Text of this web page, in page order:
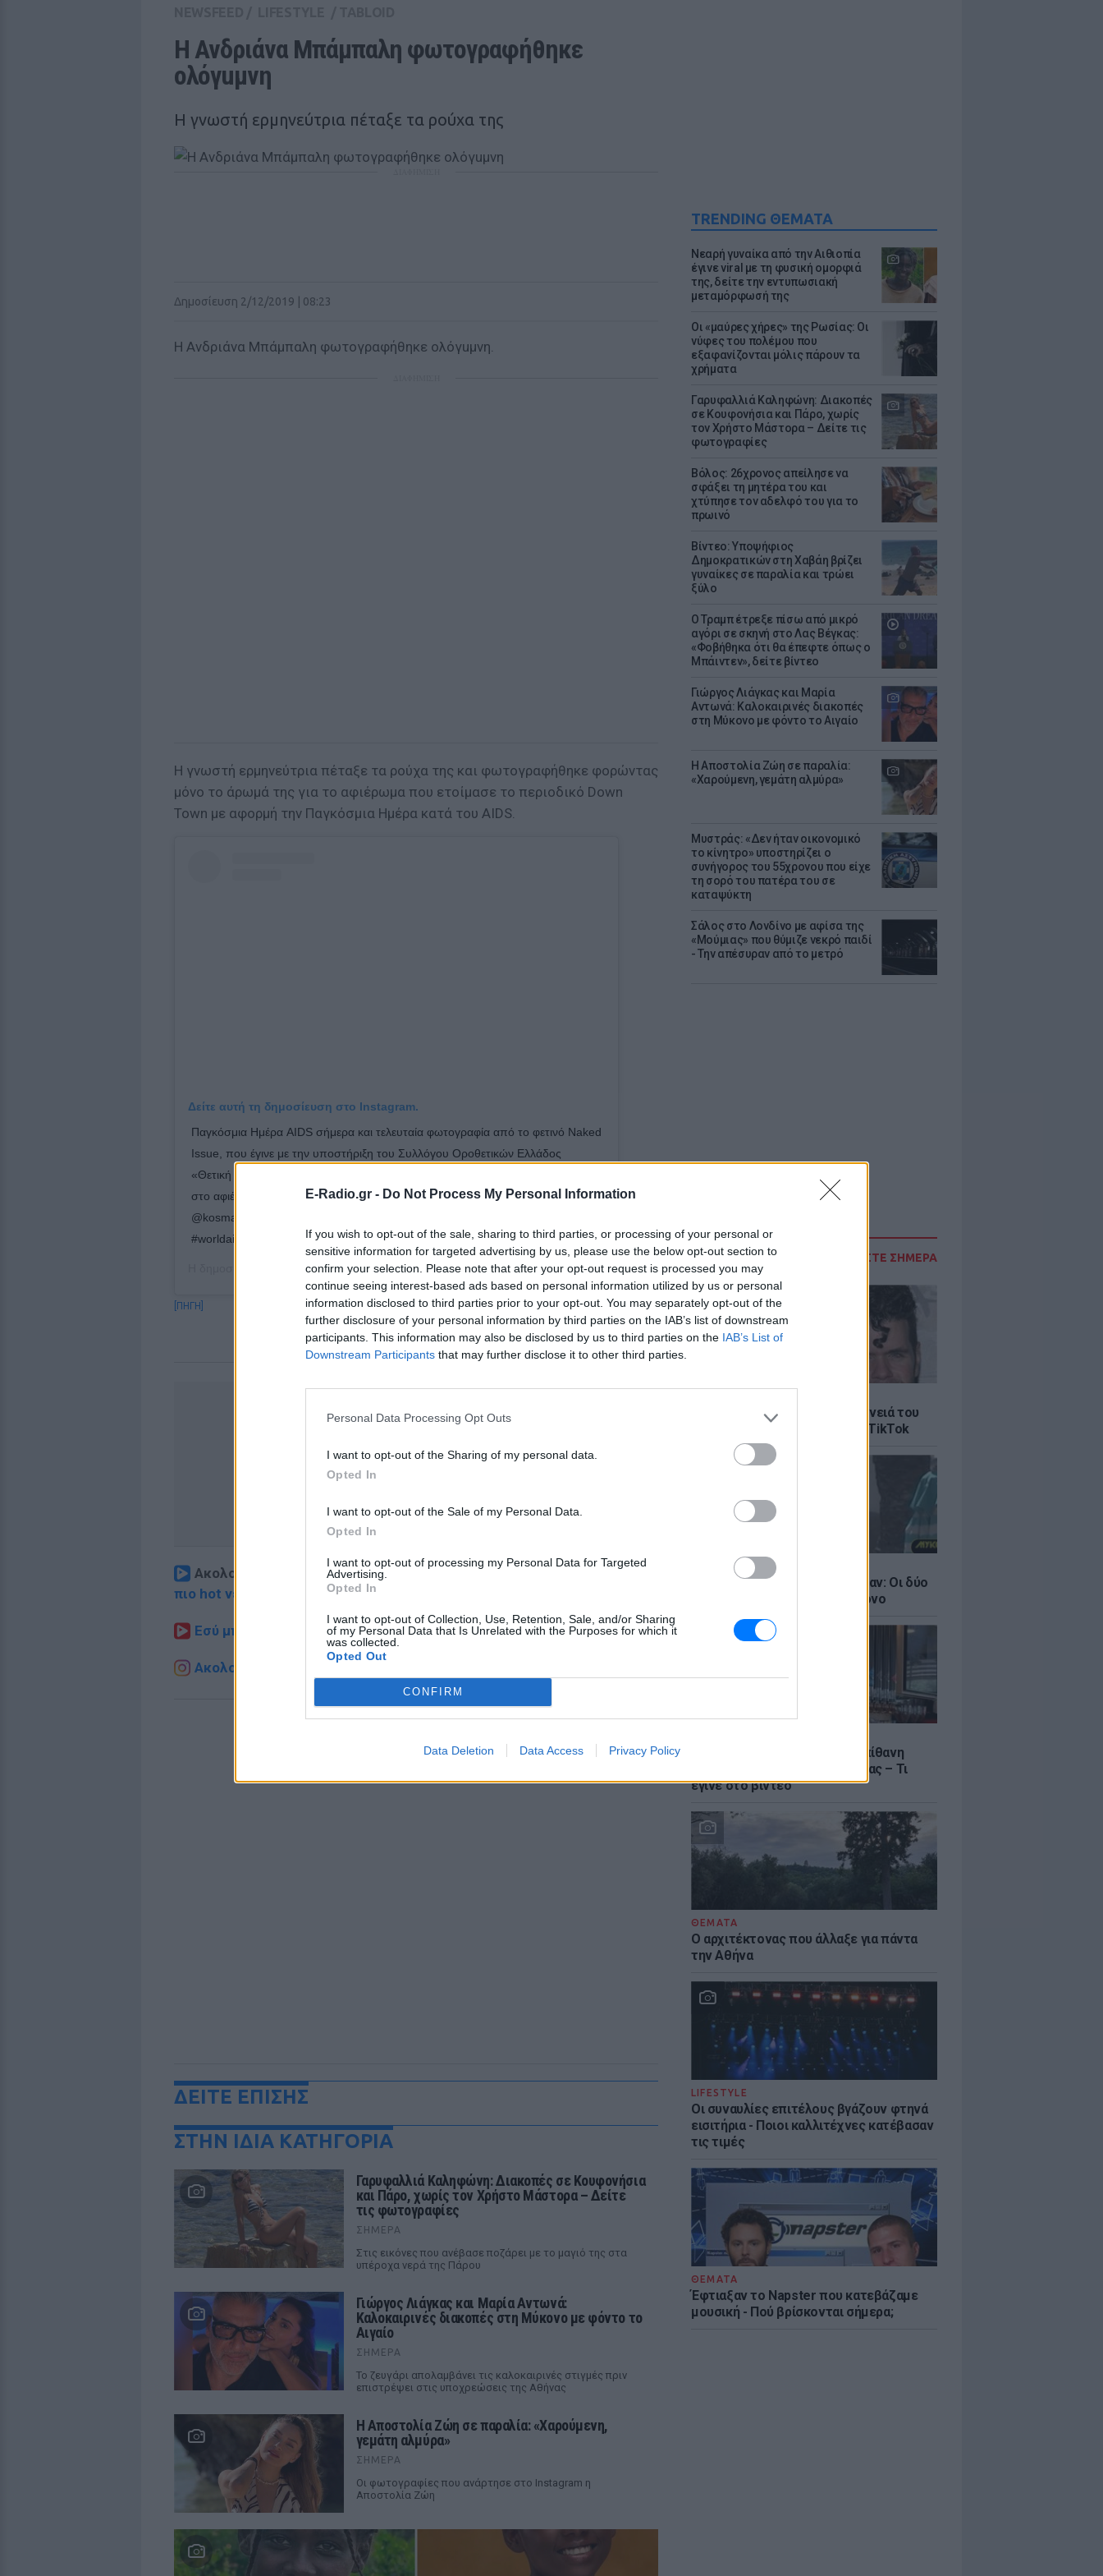
E-Radio.gr - Do Not Process My Personal Information
If you wish to opt-out of the sale, sharing to third parties, or processing of your personal or
sensitive information for targeted advertising by us, please use the below opt-out section to
confirm your selection. Please note that after your opt-out request is processed you may
continue seeing interest-based ads based on personal information utilized by us or personal
information disclosed to third parties prior to your opt-out. You may separately opt-out of the
further disclosure of your personal information by third parties on the IAB’s list of downstream
participants. This information may also be disclosed by us to third parties on the IAB’s List of
Downstream Participants that may further disclose it to other third parties.
Personal Data Processing Opt Outs
I want to opt-out of the Sharing of my personal data.
Opted In
I want to opt-out of the Sale of my Personal Data.
Opted In
I want to opt-out of processing my Personal Data for Targeted
Advertising.
Opted In
I want to opt-out of Collection, Use, Retention, Sale, and/or Sharing
of my Personal Data that Is Unrelated with the Purposes for which it
was collected.
Opted Out
CONFIRM
Data Deletion Data Access Privacy Policy
TRENDING ΘΕΜΑΤΑ
Νεαρή γυναίκα από την Αιθιοπία
έγινε viral με τη φυσική ομορφιά
της, δείτε την εντυπωσιακή
μεταμόρφωσή της
Οι «μαύρες χήρες» της Ρωσίας: Οι
νύφες του πολέμου που
εξαφανίζονται μόλις πάρουν τα
χρήματα
Γαρυφαλλιά Καληφώνη: Διακοπές
σε Κουφονήσια και Πάρο, χωρίς
τον Χρήστο Μάστορα – Δείτε τις
φωτογραφίες
Βόλος: 26χρονος απείλησε να
σφάξει τη μητέρα του και
χτύπησε τον αδελφό του για το
πρωινό
Βίντεο: Υποψήφιος
Δημοκρατικών στη Χαβάη βρίζει
γυναίκες σε παραλία και τρώει
ξύλο
Ο Τραμπ έτρεξε πίσω από μικρό
αγόρι σε σκηνή στο Λας Βέγκας:
«Φοβήθηκα ότι θα έπεφτε όπως ο
Μπάιντεν», δείτε βίντεο
Γιώργος Λιάγκας και Μαρία
Αντωνά: Καλοκαιρινές διακοπές
στη Μύκονο με φόντο το Αιγαίο
Η Αποστολία Ζώη σε παραλία:
«Χαρούμενη, γεμάτη αλμύρα»
Μυστράς: «Δεν ήταν οικονομικό
το κίνητρο» υποστηρίζει ο
συνήγορος του 55χρονου που είχε
τη σορό του πατέρα του σε
καταψύκτη
Σάλος στο Λονδίνο με αφίσα της
«Μούμιας» που θύμιζε νεκρό παιδί
- Την απέσυραν από το μετρό
ΔΙΑΒΑΣΤΕ ΣΗΜΕΡΑ
Πέρεζ Χίλτον: Τι λέει η οικογένειά του
μετά το σοκαριστικό live στο TikTok
LIFESTYLE
Ζόε Σαλντάνα και Νικόλ Κίντμαν: Οι δύο
σταρ του Χόλιγουντ στη Μύκονο
Ο Γιώργος Μανίκας έστησε απίθανη
φάρσα σε υπάλληλο καφετέριας – Τι
έγινε στο βίντεο
ΘΕΜΑΤΑ
Ο αρχιτέκτονας που άλλαξε για πάντα
την Αθήνα
LIFESTYLE
Οι συναυλίες επιτέλους βγάζουν φτηνά
εισιτήρια - Ποιοι καλλιτέχνες κατέβασαν
τις τιμές
ΘΕΜΑΤΑ
Έφτιαξαν το Napster που κατεβάζαμε
μουσική - Πού βρίσκονται σήμερα;
Η Ανδριάνα Μπάμπαλη φωτογραφήθηκε
ολόγuμνη
Η γνωστή ερμηνεύτρια πέταξε τα ρούχα της
Δημοσίευση 2/12/2019 | 08:23
Η Ανδριάνα Μπάμπαλη φωτογραφήθηκε ολόγuμνη.
Η γνωστή ερμηνεύτρια πέταξε τα ρούχα της και φωτογραφήθηκε φορώντας
μόνο το άρωμά της για το αφιέρωμα που ετοίμασε το περιοδικό Down
Town με αφορμή την Παγκόσμια Ημέρα κατά του AIDS.
Δείτε αυτή τη δημοσίευση στο Instagram.
Παγκόσμια Ημέρα AIDS σήμερα και τελευταία φωτογραφία από το φετινό Naked
Issue, που έγινε με την υποστήριξη του Συλλόγου Οροθετικών Ελλάδος
«Θετική Φωνή». Ευχαριστούμε θερμά όλους όσοι συμμετείχαν και βοήθησαν
στο αφιέρωμα αυτό, που είναι πολύ σημαντικό για εμάς! 📷
@kosmaskoumianos #nakedissue #downtownmaggr #positivevoice
#worldaidsday
Η δημοσίευση κοινοποιήθηκε από το χρήστη DownTown Magazine Greece(@downtownmaggr) στις 1 Δεκ, 2019 στις 5:42 πμ PST
[ΠΗΓΗ]
ΔΙΑΦΗΜΙΣΗ
Ακολουθήστε το E-Radio.gr στο Google News και μάθετε πρώτοι
πιο hot νέα
Εσύ μπήκες στο E-Daily.gr; Τα νέα της ημέρας και ότι σου κάνει κλικ!
Ακολουθήστε το E-Radio.gr και στο Instagram
ΔΙΑΦΗΜΙΣΗ
ΔΕΙΤΕ ΕΠΙΣΗΣ
ΣΤΗΝ ΙΔΙΑ ΚΑΤΗΓΟΡΙΑ
Γαρυφαλλιά Καληφώνη: Διακοπές σε Κουφονήσια
και Πάρο, χωρίς τον Χρήστο Μάστορα – Δείτε
τις φωτογραφίες
ΣΉΜΕΡΑ
Στις εικόνες που ανέβασε ποζάρει με το μαγιό της στα
υπέροχα νερά της Πάρου
Γιώργος Λιάγκας και Μαρία Αντωνά:
Καλοκαιρινές διακοπές στη Μύκονο με φόντο το
Αιγαίο
ΣΉΜΕΡΑ
Το ζευγάρι απολαμβάνει τις καλοκαιρινές στιγμές πριν
επιστρέψει στις υποχρεώσεις της Αθήνας
Η Αποστολία Ζώη σε παραλία: «Χαρούμενη,
γεμάτη αλμύρα»
ΣΉΜΕΡΑ
Οι φωτογραφίες που ανάρτησε στο Instagram η
Αποστολία Ζώη